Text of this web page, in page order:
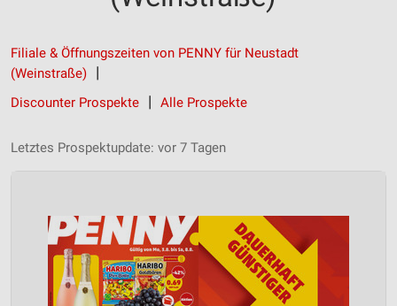
Filiale & Öffnungszeiten von PENNY für Neustadt
(Weinstraße)
Discounter Prospekte
Alle Prospekte
Letztes Prospektupdate: vor 7 Tagen